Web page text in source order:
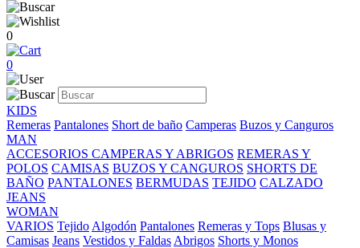
0
0
KIDS
Remeras Pantalones Short de baño Camperas Buzos y Canguros
MAN
ACCESORIOS CAMPERAS Y ABRIGOS REMERAS Y
POLOS CAMISAS BUZOS Y CANGUROS SHORTS DE
BAÑO PANTALONES BERMUDAS TEJIDO CALZADO
JEANS
WOMAN
VARIOS Tejido Algodón Pantalones Remeras y Tops Blusas y
Camisas Jeans Vestidos y Faldas Abrigos Shorts y Monos